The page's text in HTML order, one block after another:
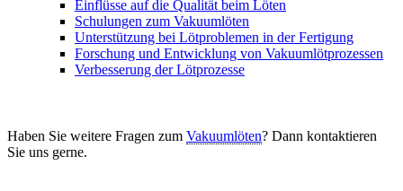
Einflüsse auf die Qualität beim Löten
Schulungen zum Vakuumlöten
Unterstützung bei Lötproblemen in der Fertigung
Forschung und Entwicklung von Vakuumlötprozessen
Verbesserung der Lötprozesse
Haben Sie weitere Fragen zum Vakuumlöten? Dann kontaktieren
Sie uns gerne.